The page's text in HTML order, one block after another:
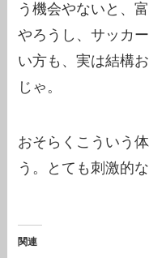
う機会やないと、
やろうし、サッカ
い方も、実は結構
じゃ。
おそらくこういう
う。とても刺激的
関連